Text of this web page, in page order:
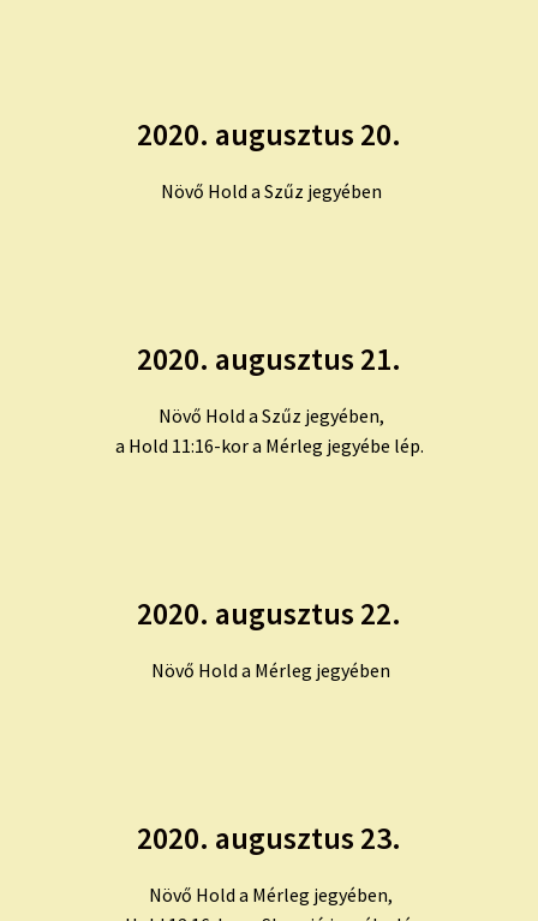
2020. augusztus 20.
Növő Hold a Szűz jegyében
2020. augusztus 21.
Növő Hold a Szűz jegyében,
a Hold 11:16-kor a Mérleg jegyébe lép.
2020. augusztus 22.
Növő Hold a Mérleg jegyében
2020. augusztus 23.
Növő Hold a Mérleg jegyében,